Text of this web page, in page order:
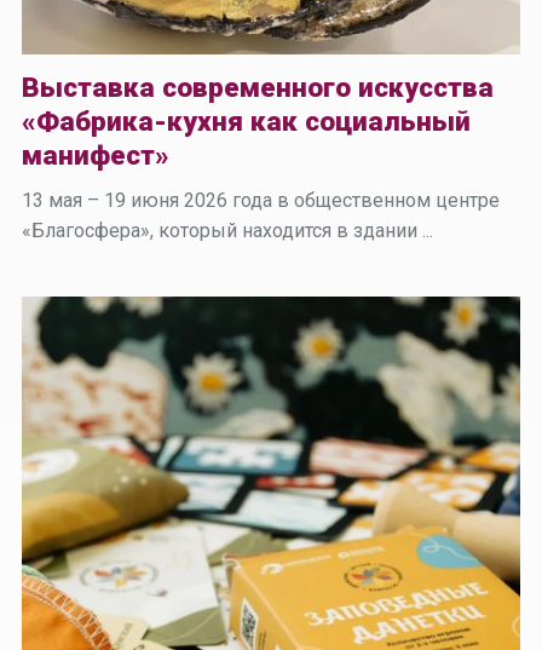
Выставка современного искусства
«Фабрика-кухня как социальный
манифест»
13 мая – 19 июня 2026 года в общественном центре
«Благосфера», который находится в здании ...